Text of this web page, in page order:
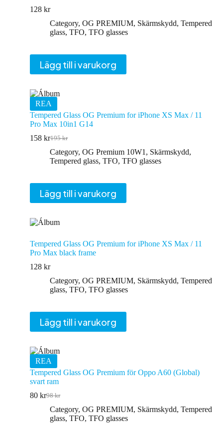
128 kr
Category, OG PREMIUM, Skärmskydd, Tempered
glass, TFO, TFO glasses
Lägg till i varukorg
REA
Tempered Glass OG Premium for iPhone XS Max / 11
Pro Max 10in1 G14
195kr
Det
ursprungliga
priset
158 krDet
nuvarande
priset
Category, OG Premium 10W1 , Skärmskydd,
Tempered glass, TFO, TFO glasses
Lägg till i varukorg
Tempered Glass OG Premium for iPhone XS Max / 11
Pro Max black frame
128 kr
Category, OG PREMIUM, Skärmskydd, Tempered
glass, TFO, TFO glasses
Lägg till i varukorg
REA
Tempered Glass OG Premium för Oppo A60 (Global)
svart ram
98kr
Det
ursprungliga
priset
80 krDet
nuvarande
priset
Category, OG PREMIUM, Skärmskydd, Tempered
glass, TFO, TFO glasses